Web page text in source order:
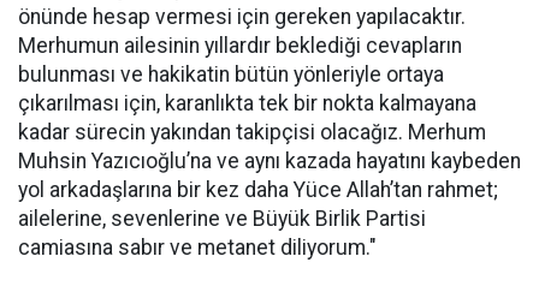
önünde hesap vermesi için gereken yapılacaktır.
Merhumun ailesinin yıllardır beklediği cevapların
bulunması ve hakikatin bütün yönleriyle ortaya
çıkarılması için, karanlıkta tek bir nokta kalmayana
kadar sürecin yakından takipçisi olacağız. Merhum
Muhsin Yazıcıoğlu’na ve aynı kazada hayatını kaybeden
yol arkadaşlarına bir kez daha Yüce Allah’tan rahmet;
ailelerine, sevenlerine ve Büyük Birlik Partisi
camiasına sabır ve metanet diliyorum."